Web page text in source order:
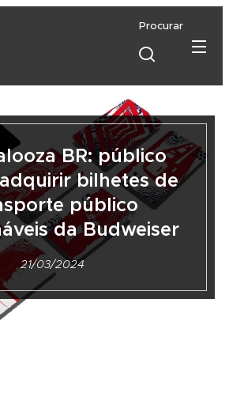
Procurar
BR: público
bilhetes de
público
da Budweiser
21/03/2024